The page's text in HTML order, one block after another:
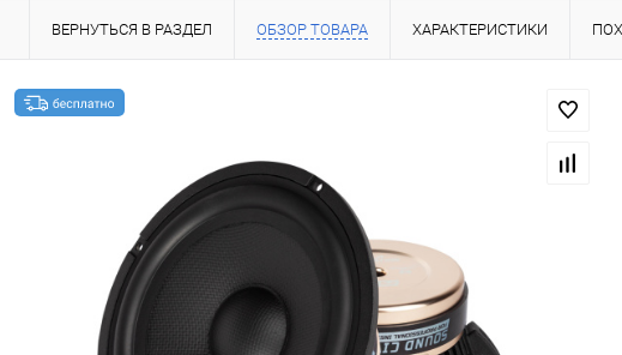
ВЕРНУТЬСЯ В РАЗДЕЛ ОБЗОР ТОВАРА ХАРАКТЕРИСТИКИ